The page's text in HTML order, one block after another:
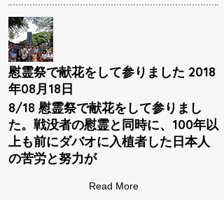
慰霊祭で献花をして参りました 2018
年08月18日
8/18 慰霊祭で献花をして参りまし
た。戦没者の慰霊と同時に、100年以
上も前にダバオに入植者した日本人
の苦労と努力が
Read More